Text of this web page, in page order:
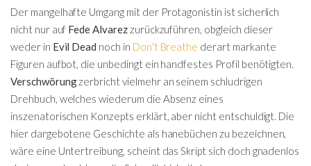
Der mangelhafte Umgang mit der Protagonistin ist sicherlich
nicht nur auf Fede Alvarezzurückzuführen, obgleich dieser
weder in Evil Dead noch in Don't Breathe derart markante
Figuren aufbot, die unbedingt ein handfestes Profil benötigten.
Verschwörungzerbricht vielmehr an seinem schludrigen
Drehbuch, welches wiederum die Absenz eines
inszenatorischen Konzepts erklärt, aber nicht entschuldigt. Die
hier dargebotene Geschichte als hanebüchen zu bezeichnen,
wäre eine Untertreibung, scheint das Skript sich doch gnadenlos